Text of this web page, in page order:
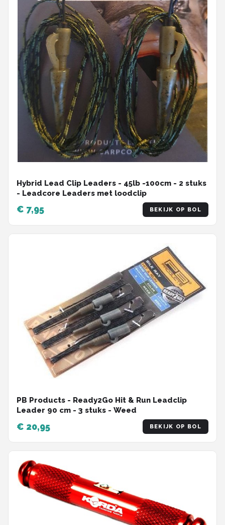
Hybrid Lead Clip Leaders - 45lb -100cm - 2 stuks
- Leadcore Leaders met loodclip
€ 7,95 BEKIJK OP BOL
PB Products - Ready2Go Hit & Run Leadclip
Leader 90 cm - 3 stuks - Weed
€ 20,95 BEKIJK OP BOL